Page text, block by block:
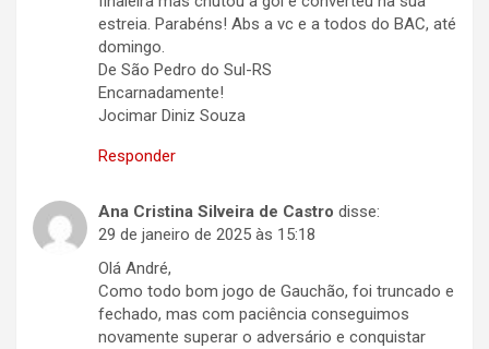
estreia. Parabéns! Abs a vc e a todos do BAC, até
domingo.
De São Pedro do Sul-RS
Encarnadamente!
Jocimar Diniz Souza
Responder
Ana Cristina Silveira de Castro disse:
29 de janeiro de 2025 às 15:18
Olá André,
Como todo bom jogo de Gauchão, foi truncado e
fechado, mas com paciência conseguimos
novamente superar o adversário e conquistar